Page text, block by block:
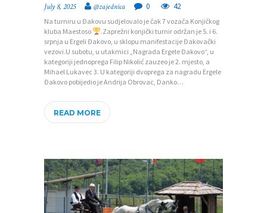
July 8, 2025 @zajednica 0 42
Na turniru u Đakovu sudjelovalo je čak 7 vozača Konjičkog
kluba Maestoso
.Zaprežni konjički turnir održan je 5. i 6.
srpnja u Ergeli Đakovo, u sklopu manifestacije Đakovački
vezovi.U subotu, u utakmici „Nagrada Ergele Đakovo“, u
kategoriji jednoprega Filip Nikolić zauzeo je 2. mjesto, a
Mihael Lukavec 3. U kategoriji dvoprega za nagradu Ergele
Đakovo pobijedio je Andrija Obrovac, Danko…
READ MORE